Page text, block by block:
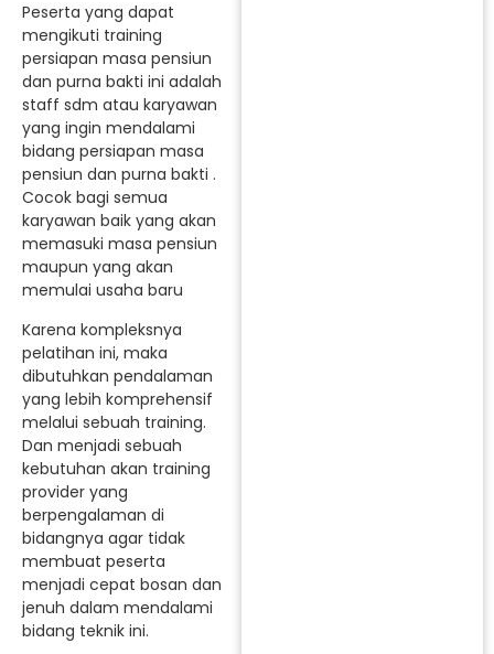
Peserta yang dapat
mengikuti training
persiapan masa pensiun
dan purna bakti ini adalah
staff sdm atau karyawan
yang ingin mendalami
bidang persiapan masa
pensiun dan purna bakti .
Cocok bagi semua
karyawan baik yang akan
memasuki masa pensiun
maupun yang akan
memulai usaha baru
Karena kompleksnya
pelatihan ini, maka
dibutuhkan pendalaman
yang lebih komprehensif
melalui sebuah training.
Dan menjadi sebuah
kebutuhan akan training
provider yang
berpengalaman di
bidangnya agar tidak
membuat peserta
menjadi cepat bosan dan
jenuh dalam mendalami
bidang teknik ini.